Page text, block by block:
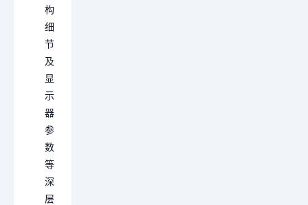
构
细
节
及
显
示
器
参
数
等
深
层